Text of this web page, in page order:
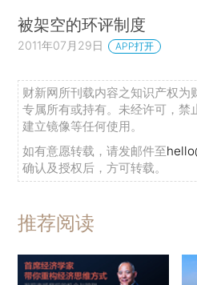
被架空的环评制度
2011年07月29日 APP打开
财新网所刊载内容之知识产权为
专属所有或持有。未经许可，禁
建立镜像等任何使用。
如有意愿转载，请发邮件至
确认及授权后，方可转载。
推荐阅读